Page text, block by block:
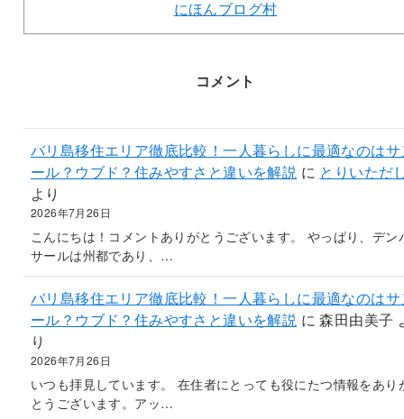
にほんブログ村
コメント
バリ島移住エリア徹底比較！一人暮らしに最適なのはサ
ール？ウブド？住みやすさと違いを解説 に とりいただ
より
2026年7月26日
こんにちは！コメントありがとうございます。 やっぱり、デン
サールは州都であり、…
バリ島移住エリア徹底比較！一人暮らしに最適なのはサ
ール？ウブド？住みやすさと違いを解説 に森田由美子
り
2026年7月26日
いつも拝見しています。 在住者にとっても役にたつ情報をあり
とうございます。アッ…